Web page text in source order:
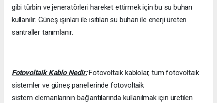
gibi türbin ve jeneratörleri hareket ettirmek için bu su buharı
kullanılır. Güneş ışınları ile ısıtılan su buharı ile enerji üreten
santraller tanımlanır.
Fotovoltaik Kablo Nedir:Fotovoltaik kablolar, tüm fotovoltaik
sistemler ve güneş panellerinde fotovoltaik
sistem elemanlarının bağlantılarında kullanılmak için üretilen